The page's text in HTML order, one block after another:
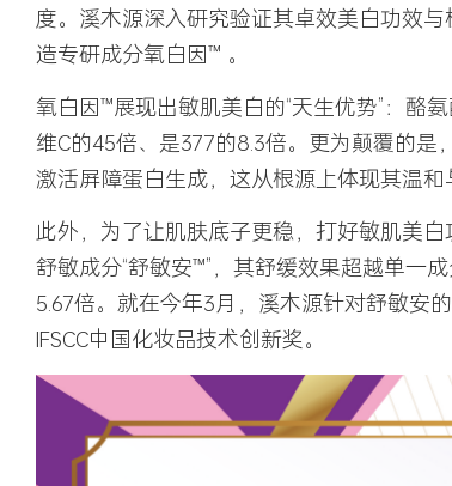
度。溪木源深入研究验证其卓效美白功效
造专研成分氧白因™ 。
氧白因™展现出敏肌美白的“天生优势”：酪
维C的45倍、是377的8.3倍。更为颠覆的是
激活屏障蛋白生成，这从根源上体现其温和
此外，为了让肌肤底子更稳，打好敏肌美
舒敏成分“舒敏安™”，其舒缓效果超越单一
5.67倍。就在今年3月，溪木源针对舒敏安
IFSCC中国化妆品技术创新奖。